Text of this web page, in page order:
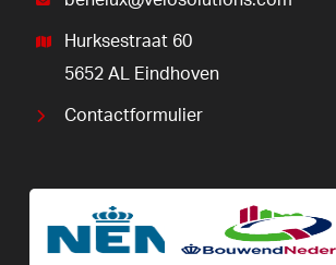
Hurksestraat 60
5652 AL Eindhoven
Contactformulier